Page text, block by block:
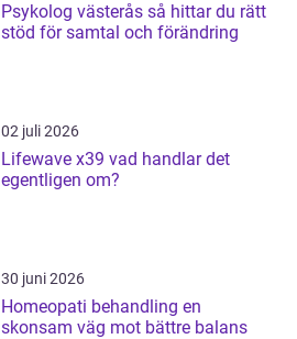
Psykolog västerås så hittar du rätt
stöd för samtal och förändring
02 juli 2026
Lifewave x39 vad handlar det
egentligen om?
30 juni 2026
Homeopati behandling en
skonsam väg mot bättre balans